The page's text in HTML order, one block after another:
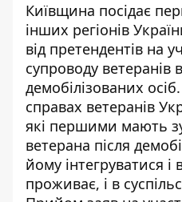
Київщина посідає
інших регіонів
від претендентів на
супроводу ветеранів
демобілізованих
справах ветеранів
які першими мають
ветерана після
йому інтегруватися і
проживає, і в